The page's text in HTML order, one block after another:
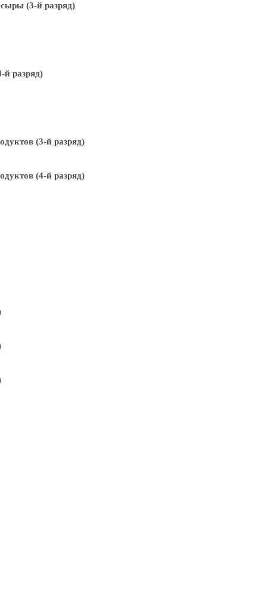
(3-й разряд)
й разряд)
(3-й разряд)
(4-й разряд)